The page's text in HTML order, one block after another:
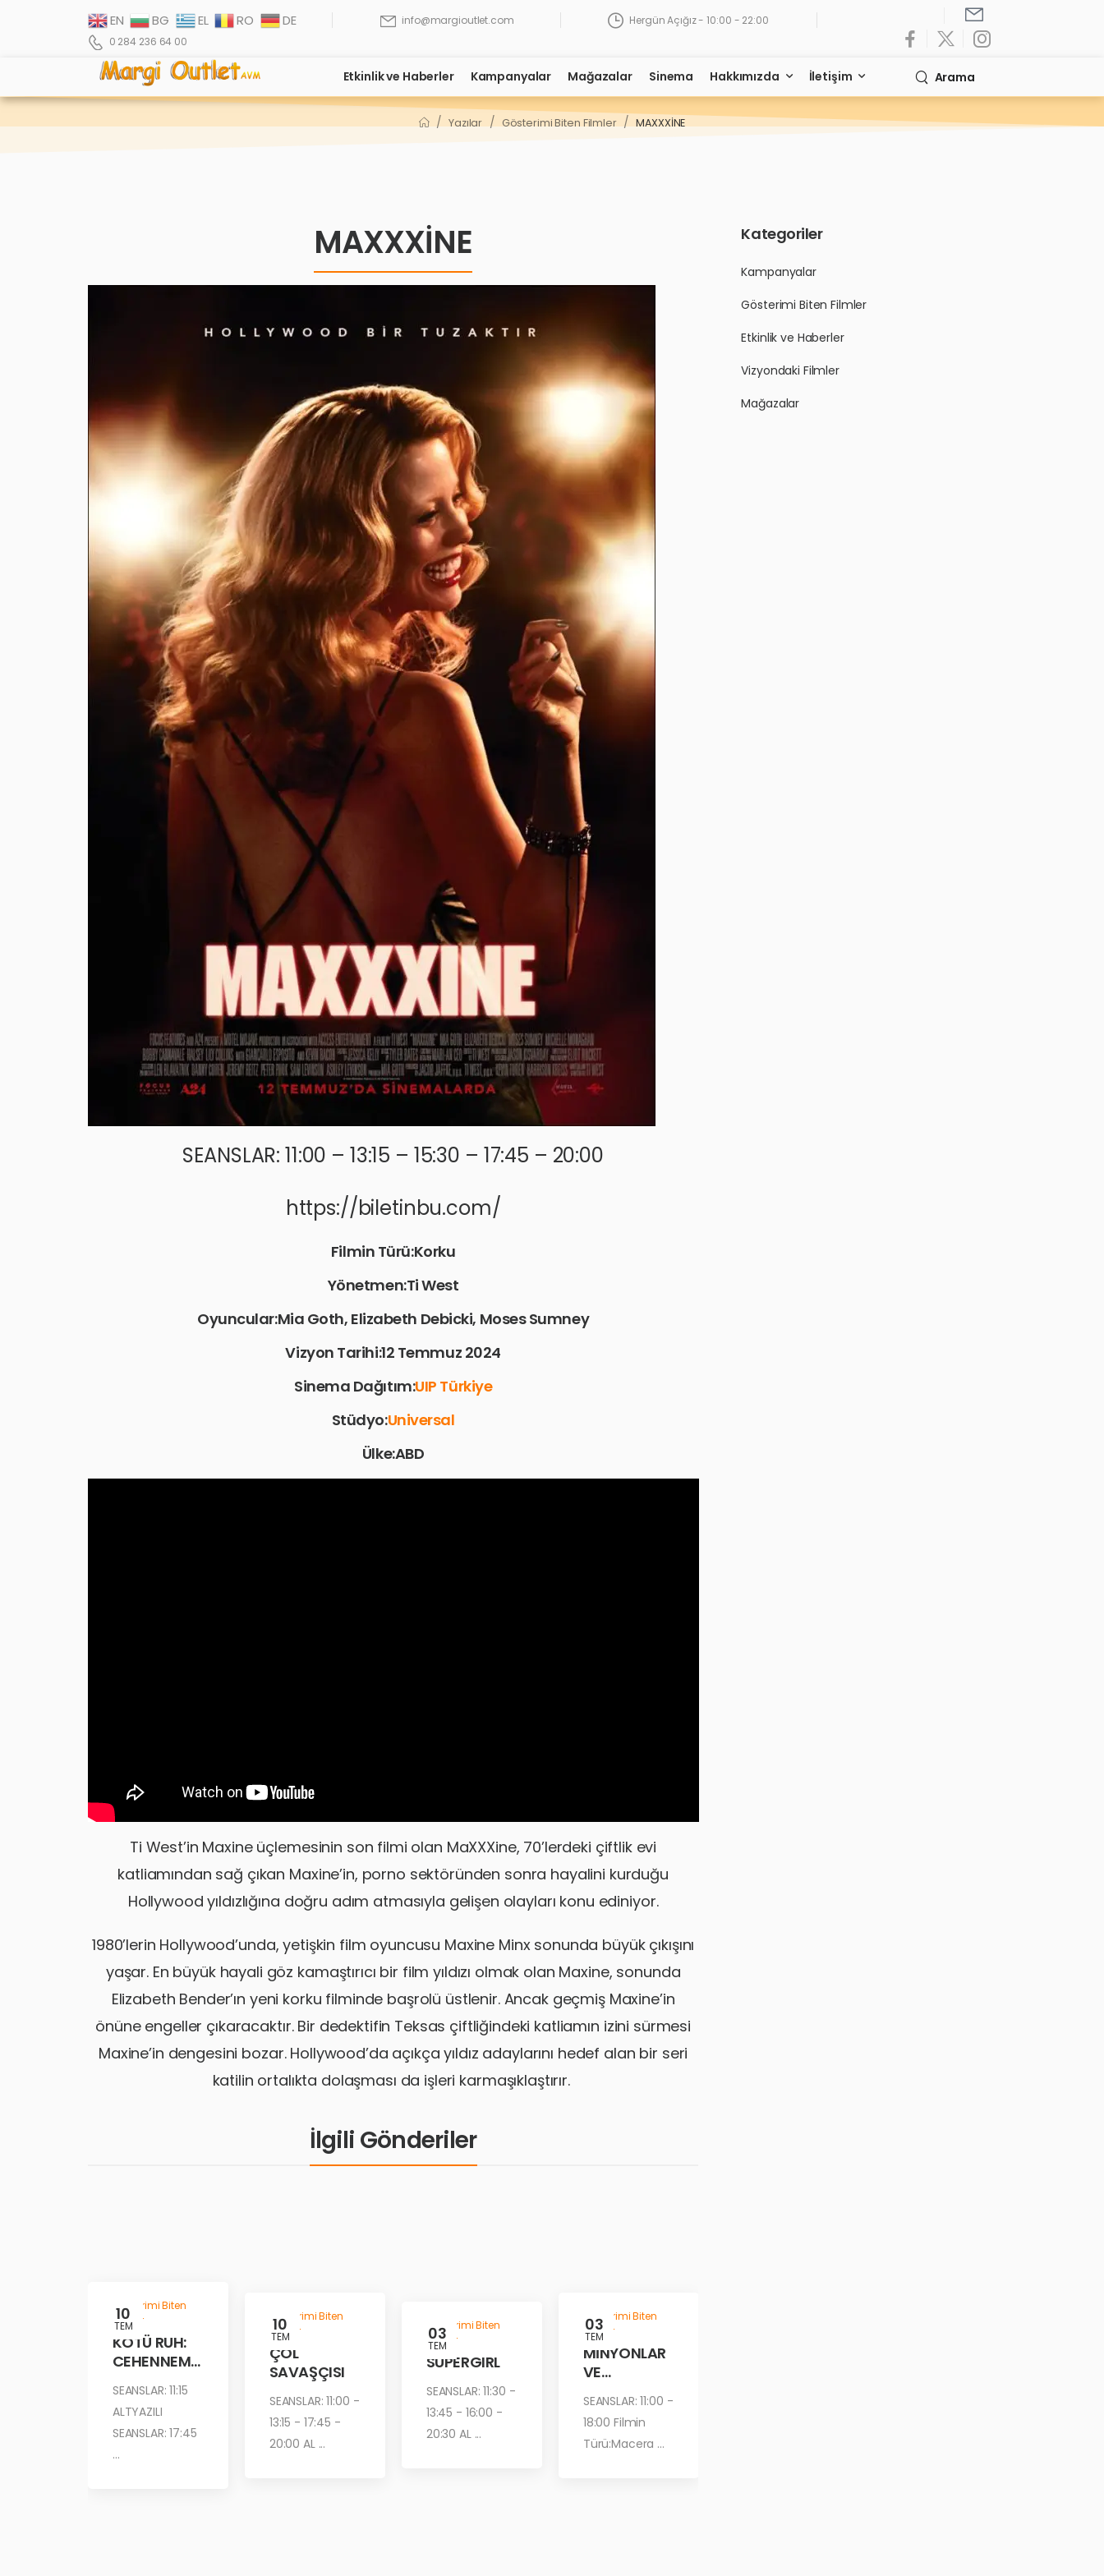
EN BG EL RO DE info@margioutlet.com
Hergün Açığız - 10:00 - 22:00
0 284 236 64 00
Etkinlik ve Haberler Kampanyalar Mağazalar Sinema Hakkımızda İletişim Arama
/ Yazılar / Gösterimi Biten Filmler / MAXXXİNE
Kategoriler
Kampanyalar
Gösterimi Biten Filmler
Etkinlik ve Haberler
Vizyondaki Filmler
Mağazalar
MAXXXİNE
SEANSLAR: 11:00 – 13:15 – 15:30 – 17:45 – 20:00
https://biletinbu.com/
Filmin Türü:Korku
Yönetmen:Ti West
Oyuncular:Mia Goth, Elizabeth Debicki, Moses Sumney
Vizyon Tarihi:12 Temmuz 2024
Sinema Dağıtım:UIP Türkiye
Stüdyo:Universal
Ülke:ABD
Ti West’in Maxine üçlemesinin son filmi olan MaXXXine, 70’lerdeki çiftlik evi
katliamından sağ çıkan Maxine’in, porno sektöründen sonra hayalini kurduğu
Hollywood yıldızlığına doğru adım atmasıyla gelişen olayları konu ediniyor.
1980’lerin Hollywood’unda, yetişkin film oyuncusu Maxine Minx sonunda büyük çıkışını
yaşar. En büyük hayali göz kamaştırıcı bir film yıldızı olmak olan Maxine, sonunda
Elizabeth Bender’ın yeni korku filminde başrolü üstlenir. Ancak geçmiş Maxine’in
önüne engeller çıkaracaktır. Bir dedektifin Teksas çiftliğindeki katliamın izini sürmesi
Maxine’in dengesini bozar. Hollywood’da açıkça yıldız adaylarını hedef alan bir seri
katilin ortalıkta dolaşması da işleri karmaşıklaştırır.
İlgili Gönderiler
10
TEM
Gösterimi Biten
Filmler
KÖTÜ RUH:
CEHENNEM
SEANSLAR: 11:15
ALTYAZILI
SEANSLAR: 17:45
...
10
TEM
Gösterimi Biten
Filmler
ÇÖL
SAVAŞÇISI
SEANSLAR: 11:00 -
13:15 - 17:45 -
20:00 AL ...
03
TEM
Gösterimi Biten
Filmler
SUPERGIRL
SEANSLAR: 11:30 -
13:45 - 16:00 -
20:30 AL ...
03
TEM
Gösterimi Biten
Filmler
MİNYONLAR
VE
R
SEANSLAR: 11:00 -
18:00 Filmin
Türü:Macera ...